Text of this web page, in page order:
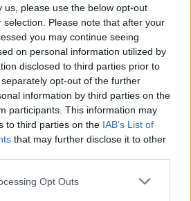
us, please use the below opt-out
Please note that after your
you may continue seeing
on personal information utilized by
disclosed to third parties prior to
opt-out of the further
information by third parties on the
participants. This information may
to third parties on the IAB’s List of
that may further disclose it to other
app uses one or more Google
Opt Outs
számításai
40 milliárd sékeles
eredményezett. A
újabb akadályt jelentett a
folytatott egyeztetéseken,
hivatásos és tartalékos
is meg kellett